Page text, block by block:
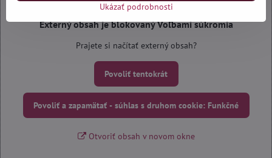
Externý obsah je blokovaný Voľbami súkromia
Prajete si načítať externý obsah?
Povoliť tentokrát
Povoliť a zapamätať - súhlas s druhom cookie: Funkčné
Otvoriť obsah v novom okne
Ukázať podrobnosti